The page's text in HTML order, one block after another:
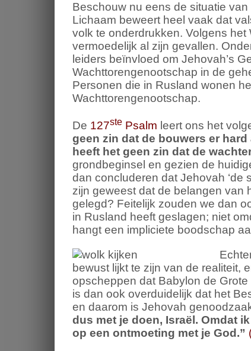
Beschouw nu eens de situatie
Lichaam beweert heel vaak dat
volk te onderdrukken. Volgens
vermoedelijk al zijn gevallen.
leiders beïnvloed om Jehovah’s
Wachttorengenootschap in de
Personen die in Rusland wonen
Wachttorengenootschap.
De 127ste Psalm leert ons het
geen zin dat de bouwers er hard
heeft het geen zin dat de
grondbeginsel en gezien de
dan concluderen dat Jehovah ‘de
zijn geweest dat de belangen van
gelegd? Feitelijk zouden we dan
in Rusland heeft geslagen; niet
hangt een impliciete boodschap
bewust lijkt te zijn van de realiteit,
opscheppen dat Babylon de
is dan ook overduidelijk dat het
en daarom is Jehovah
dus met je doen, Israël. Omdat
op een ontmoeting met je God.”